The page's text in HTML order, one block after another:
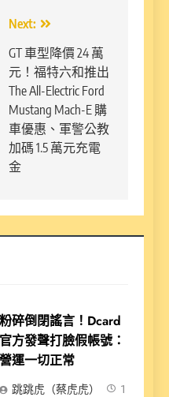
Next:
GT 車型降價 24 萬
元！福特六和推出
The All-Electric Ford
Mustang Mach-E 購
車優惠、軍警公教
加碼 1.5 萬元充電
金
粉碎倒閉謠言！Dcard
官方發聲打臉假帳號：
營運一切正常
跳跳虎（蔡虎虎）
1